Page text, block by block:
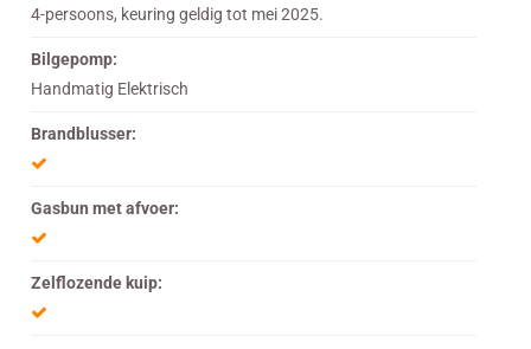
4-persoons, keuring geldig tot mei 2025.
Bilgepomp:
Handmatig Elektrisch
Brandblusser:
Gasbun met afvoer:
Zelflozende kuip: